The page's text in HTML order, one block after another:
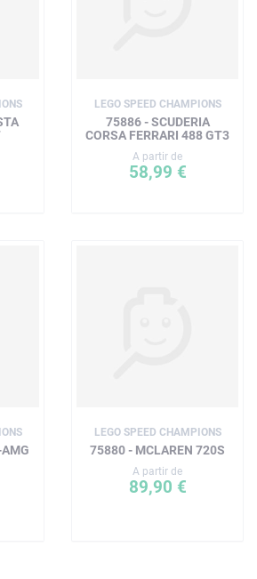
LEGO SPEED CHAMPIONS
75886 - SCUDERIA
CORSA FERRARI 488 GT3
A partir de
58,99 €
LEGO SPEED CHAMPIONS
75880 - MCLAREN 720S
A partir de
89,90 €